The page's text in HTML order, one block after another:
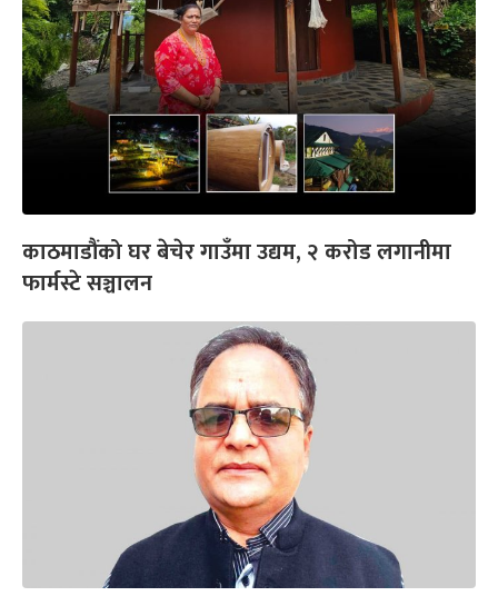
काठमाडौंको घर बेचेर गाउँमा उद्यम, २ करोड लगानीमा
फार्मस्टे सञ्चालन